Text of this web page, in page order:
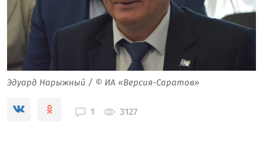
Эдуард Нарыжный / © ИА «Версия-Саратов»
1 3127